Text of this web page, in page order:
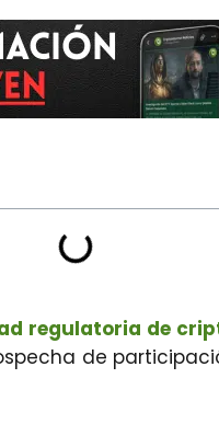
regulatoria de
de